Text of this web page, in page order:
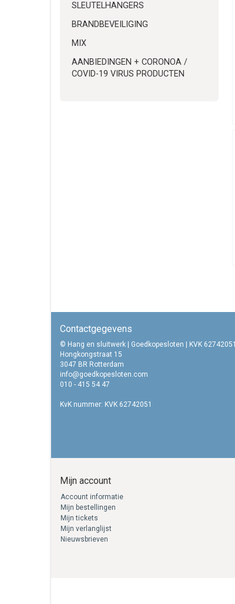
SLEUTELHANGERS
BRANDBEVEILIGING
MIX
AANBIEDINGEN + CORONOA /
COVID-19 VIRUS PRODUCTEN
Contactgegevens
© Hang en sluitwerk | Goedkopesloten | KVK 62742051
Hongkongstraat 15
3047 BR Rotterdam
info@goedkopesloten.com
010 - 415 54 47
KvK nummer: KVK 62742051
Mijn account
Account informatie
Mijn bestellingen
Mijn tickets
Mijn verlanglijst
Nieuwsbrieven